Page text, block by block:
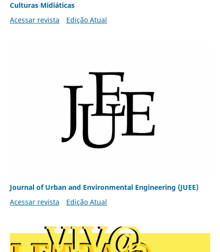
Culturas Midiáticas
Acessar revista
Edição Atual
Journal of Urban and Environmental Engineering (JUEE)
Acessar revista
Edição Atual